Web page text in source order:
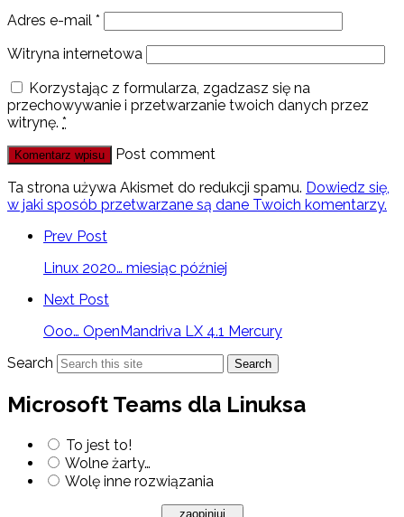
Adres e-mail *
Witryna internetowa
Korzystając z formularza, zgadzasz się na
przechowywanie i przetwarzanie twoich danych przez
witrynę. *
Post comment
Ta strona używa Akismet do redukcji spamu. Dowiedz się,
w jaki sposób przetwarzane są dane Twoich komentarzy.
Prev Post
Linux 2020… miesiąc później
Next Post
Ooo… OpenMandriva LX 4.1 Mercury
Search
Search
Microsoft Teams dla Linuksa
To jest to!
Wolne żarty…
Wolę inne rozwiązania